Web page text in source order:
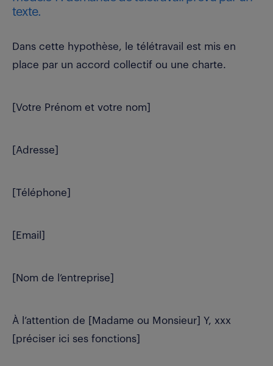
texte.
Dans cette hypothèse, le télétravail est mis en
place par un accord collectif ou une charte.
[Votre Prénom et votre nom]
[Adresse]
[Téléphone]
[Email]
[Nom de l’entreprise]
À l’attention de [Madame ou Monsieur] Y, xxx
[préciser ici ses fonctions]